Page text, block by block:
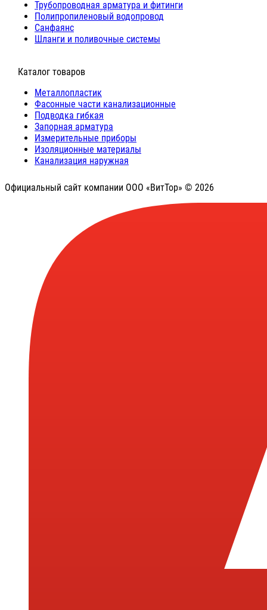
Трубопроводная арматура и фитинги
Полипропиленовый водопровод
Санфаянс
Шланги и поливочные системы
⠀Каталог товаров
Металлопластик
Фасонные части канализационные
Подводка гибкая
Запорная арматура
Измерительные приборы
Изоляционные материалы
Канализация наружная
Официальный сайт компании ООО «ВитТор» © 2026